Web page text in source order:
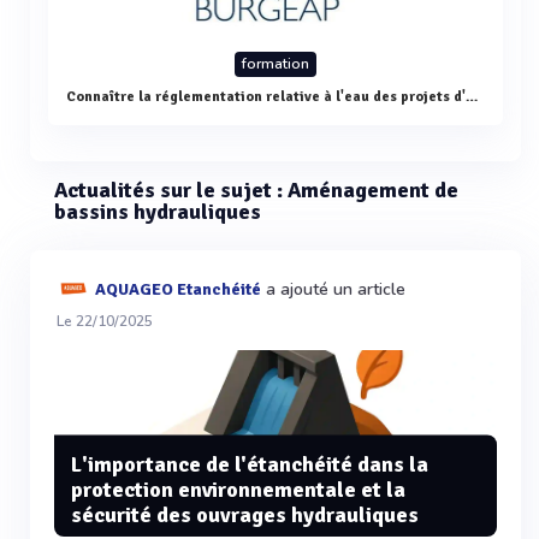
formation
Connaître la réglementation relative à l'eau des projets d'aménagement et d'infrastructures
Actualités sur le sujet : Aménagement de
bassins hydrauliques
AQUAGEO Etanchéité a ajouté un article
Le 22/10/2025
L'importance de l'étanchéité dans la
protection environnementale et la
sécurité des ouvrages hydrauliques